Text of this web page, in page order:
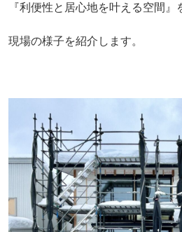
『利便性と居心地を叶える空間』
現場の様子を紹介します。